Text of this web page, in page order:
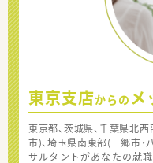
東京支店からの メ
東京都、茨城県、千葉県北西
市)、埼玉県南東部(三郷市
サルタントがあなたの就